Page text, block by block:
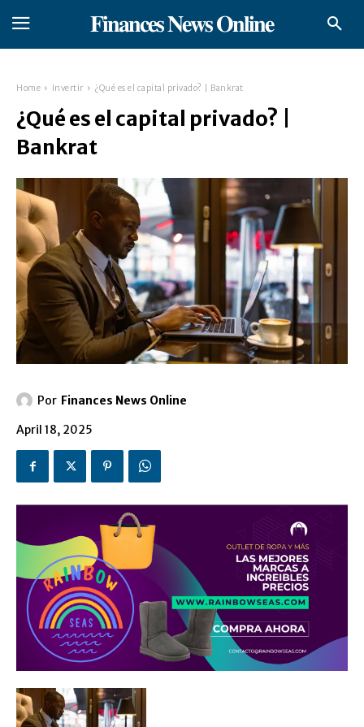
𝐅𝐢𝐧𝐚𝐧𝐜𝐞𝐬 𝐍𝐞𝐰𝐬 𝐎𝐧𝐥𝐢𝐧𝐞
Home Invertir ¿Qué es el capital privado? | Bankrat
¿Qué es el capital privado? |
Bankrat
Por Finances News Online
April 18, 2025